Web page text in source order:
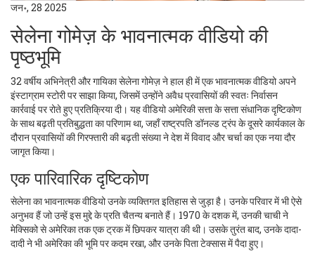
जन॰, 28 2025
सेलेना गोमेज़ के भावनात्मक वीडियो की
पृष्ठभूमि
32 वर्षीय अभिनेत्री और गायिका सेलेना गोमेज़ ने हाल ही में एक भावनात्मक वीडियो अपने
इंस्टाग्राम स्टोरी पर साझा किया, जिसमें उन्होंने अवैध प्रवासियों की स्वतः निर्वासन
कार्रवाई पर रोते हुए प्रतिक्रिया दी। यह वीडियो अमेरिकी सत्ता के सत्ता संधानिक दृष्टिकोण
के साथ बढ़ती प्रतिबुद्धता का परिणाम था, जहाँ राष्ट्रपति डॉनल्ड ट्रंप के दूसरे कार्यकाल के
दौरान प्रवासियों की गिरफ्तारी की बढ़ती संख्या ने देश में विवाद और चर्चा का एक नया दौर
जागृत किया।
एक पारिवारिक दृष्टिकोण
सेलेना का भावनात्मक वीडियो उनके व्यक्तिगत इतिहास से जुड़ा है। उनके परिवार में भी ऐसे
अनुभव हैं जो उन्हें इस मुद्दे के प्रति चैतन्य बनाते हैं। 1970 के दशक में, उनकी चाची ने
मेक्सिको से अमेरिका तक एक ट्रक में छिपकर यात्रा की थी। उसके तुरंत बाद, उनके दादा-
दादी ने भी अमेरिका की भूमि पर कदम रखा, और उनके पिता टेक्सास में पैदा हुए।